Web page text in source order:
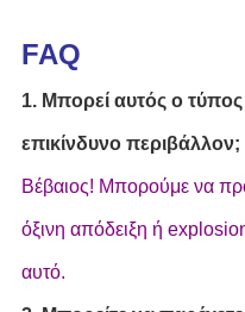
FAQ
1. Μπορεί αυτός ο τύπος
επικίνδυνο περιβάλλον;
Βέβαιος! Μπορούμε να
όξινη απόδειξη ή
αυτό.